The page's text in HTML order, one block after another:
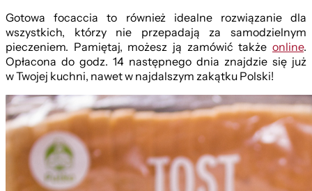
Gotowa focaccia to również idealne rozwiązanie dla
wszystkich, którzy nie przepadają za samodzielnym
pieczeniem. Pamiętaj, możesz ją zamówić także online.
Opłacona do godz. 14 następnego dnia znajdzie się już
w Twojej kuchni, nawet w najdalszym zakątku Polski!